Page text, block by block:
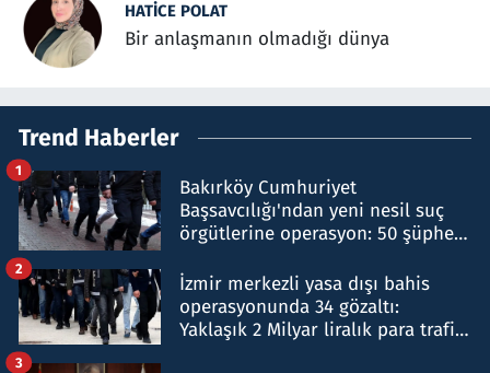
HATICE POLAT
Bir anlaşmanın olmadığı dünya
Trend Haberler
Bakırköy Cumhuriyet
Başsavcılığı'ndan yeni nesil suç
örgütlerine operasyon: 50 şüpheli
1
İzmir merkezli yasa dışı bahis
operasyonunda 34 gözaltı:
Yaklaşık 2 Milyar liralık para trafiği
2
3